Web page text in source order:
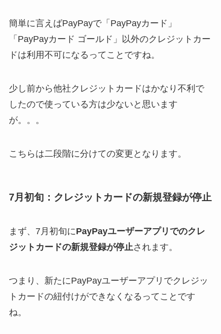
簡単に言えばPayPayで「 PayPayカード」
「PayPayカード ゴールド」以外のクレジットカー
ドは利用不可になるってことですね。
少し前から他社クレジットカードはかなり不利で
したので使っている方は少ないと思います
が。。。
こちらは二段階に分けての変更となります。
7月初旬：クレジットカードの新規登録が停止
まず、7月初旬にPayPayユーザーアプリでのクレ
ジットカードの新規登録が停止されます。
つまり、新たにPayPayユーザーアプリでクレジッ
トカードの紐付けができなくなるってことです
ね。